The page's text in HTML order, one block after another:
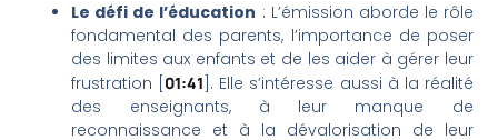
Le défi de l’éducation : L’émission aborde le rôle
fondamental des parents, l’importance de poser
des limites aux enfants et de les aider à gérer leur
frustration [ 01:41 ]. Elle s’intéresse aussi à la réalité
des enseignants, à leur manque de
reconnaissance et à la dévalorisation de leur